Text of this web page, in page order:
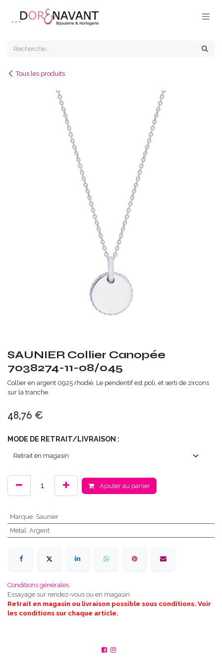
Tous les produits
SAUNIER Collier Canopée
7038274-11-08/045
Collier en argent 0925 rhodié. Le pendentif est poli, et serti de zircons
sur la tranche.
48,76 €
MODE DE RETRAIT/LIVRAISON :
Ajouter au panier
Marque: Saunier
Métal: Argent
Conditions générales
Essayage sur rendez-vous ou en magasin.
Retrait en magasin ou livraison possible sous conditions. Voir
les conditions sur chaque article.